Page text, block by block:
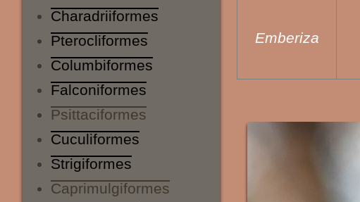
Charadriiformes
Pterocliformes
Columbiformes
Falconiformes
Psittaciformes
Cuculiformes
Strigiformes
Caprimulgiformes
Emberiza